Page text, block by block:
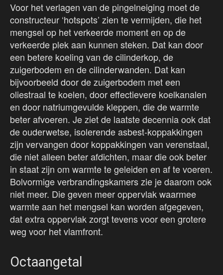
Voor het verlagen van de pingelneiging moet de
constructeur ‘hotspots’ zien te vermijden, die het
mengsel op het verkeerde moment en op de
verkeerde plek aan kunnen steken. Dat kan door
een betere koeling van de cilinderkop, de
zuigerbodem en de cilinderwanden. Dat kan
bijvoorbeeld door de zuigerbodem met een
oliestraal te koelen, door effectievere koelkanalen
en door natriumgevulde kleppen, die de warmte
beter afvoeren. Je ziet de laatste decennia ook dat
de ouderwetse, isolerende asbest-koppakkingen
zijn vervangen door koppakkingen van verenstaal,
die niet alleen beter afdichten, maar die ook beter
in staat zijn om warmte te geleiden en af te voeren.
Bolvormige verbrandingskamers zie je daarom ook
niet meer. Die geven meer oppervlak waarmee
warmte aan het mengsel kan worden afgegeven,
dat extra oppervlak zorgt tevens voor een grotere
weg voor het vlamfront.
Octaangetal